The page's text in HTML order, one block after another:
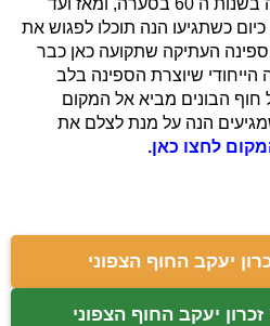
דיג עתיקה אשר נסחפה הנה בשנות ה 60 בסערה, ומאז ועד
כשתגיעו הנה תוכלו לפגוש את
העתיקה שתקועה כאן כבר
שיוצרת הספינה בלב
חוף הבונים מביא אל המקום
הנה על מנת לצלם את
לחצו כאן.
יעקב החוף הצפוני
יעקב החוף הצפוני